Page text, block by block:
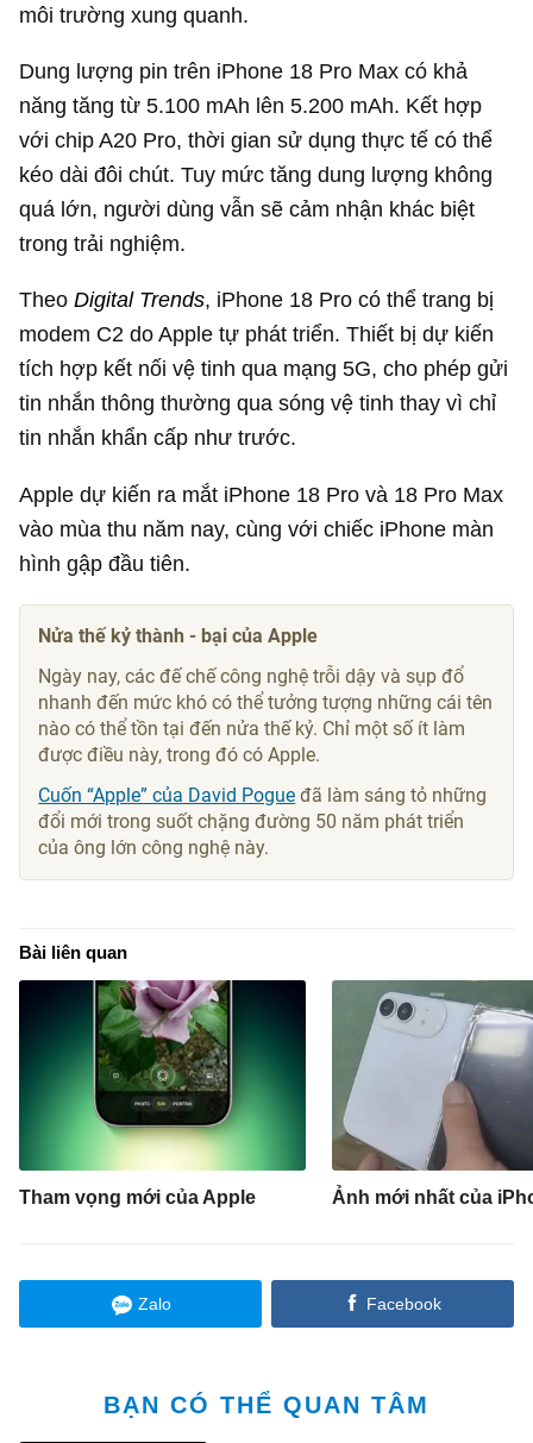
môi trường xung quanh.
Dung lượng pin trên iPhone 18 Pro Max có khả
năng tăng từ 5.100 mAh lên 5.200 mAh. Kết hợp
với chip A20 Pro, thời gian sử dụng thực tế có thể
kéo dài đôi chút. Tuy mức tăng dung lượng không
quá lớn, người dùng vẫn sẽ cảm nhận khác biệt
trong trải nghiệm.
TheoDigital Trends, iPhone 18 Pro có thể trang bị
modem C2 do Apple tự phát triển. Thiết bị dự kiến
tích hợp kết nối vệ tinh qua mạng 5G, cho phép gửi
tin nhắn thông thường qua sóng vệ tinh thay vì chỉ
tin nhắn khẩn cấp như trước.
Apple dự kiến ra mắt iPhone 18 Pro và 18 Pro Max
vào mùa thu năm nay, cùng với chiếc iPhone màn
hình gập đầu tiên.
Nửa thế kỷ thành - bại của Apple
Ngày nay, các đế chế công nghệ trỗi dậy và sụp đổ
nhanh đến mức khó có thể tưởng tượng những cái tên
nào có thể tồn tại đến nửa thế kỷ. Chỉ một số ít làm
được điều này, trong đó có Apple.
Cuốn “Apple” của David Pogue đã làm sáng tỏ những
đổi mới trong suốt chặng đường 50 năm phát triển
của ông lớn công nghệ này.
Bài liên quan
Tham vọng mới của Apple Ảnh mới nhất của
Zalo Facebook
BẠN CÓ THỂ QUAN TÂM